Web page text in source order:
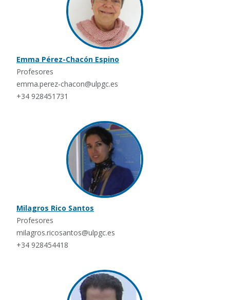
Emma Pérez-Chacón Espino
Profesores
emma.perez-chacon@ulpgc.es
+34 928451731
Milagros Rico Santos
Profesores
milagros.ricosantos@ulpgc.es
+34 928454418